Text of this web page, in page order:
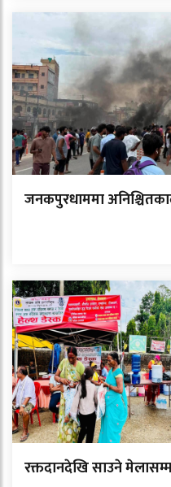
जनकपुरधाममा
रक्तदानदेखि साउने